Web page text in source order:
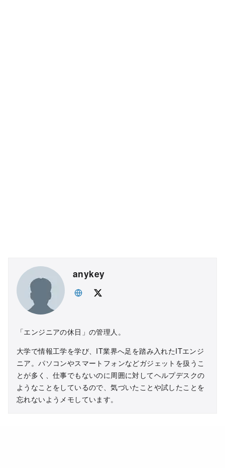
anykey
「エンジニアの休日」の管理人。
大学で情報工学を学び、IT業界へ足を踏み入れたITエンジ
ニア。パソコンやスマートフォンなどガジェットを扱うこ
とが多く、仕事でもないのに周囲に対してヘルプデスクの
ようなことをしているので、気づいたことや試したことを
忘れないようメモしています。